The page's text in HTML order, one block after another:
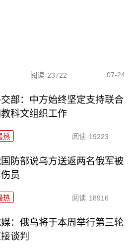
阅读 23722 07-24
部：中方始终坚定支持联合
教科文组织工作
热 阅读 19223
防部说乌方送返两名俄军被
员
热 阅读 18916
：俄乌将于本周举行第三轮
谈判